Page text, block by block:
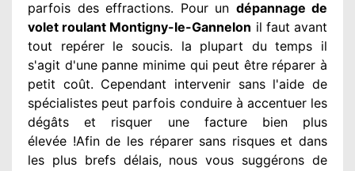
parfois des effractions. Pour un dépannage de
volet roulant Montigny-le-Gannelon il faut avant
tout repérerle soucis. la plupart du temps il
s'agit d'une panne minime qui peut être réparer à
petit coût. Cependant intervenir sans l'aide de
spécialistes peut parfois conduire à accentuerles
dégâts et risquer une facture bien plus
élevée !Afin de les réparersans risques et dans
les plus brefsdélais, nous vous suggérons de